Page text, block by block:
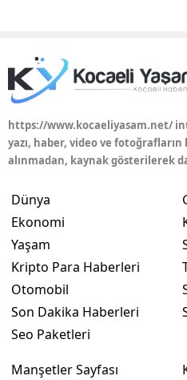
https://www.kocaeliyasam.net/
yazı, haber, video ve
alınmadan, kaynak gösterilerek
Dünya
Ekonomi
Yaşam
Kripto Para Haberleri
Otomobil
Son Dakika Haberleri
Seo Paketleri
Manşetler Sayfası